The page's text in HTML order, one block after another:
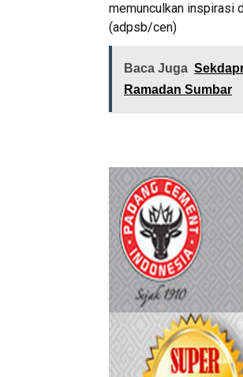
memunculkan inspirasi
(adpsb/cen)
Baca Juga
Ramadan Sumbar